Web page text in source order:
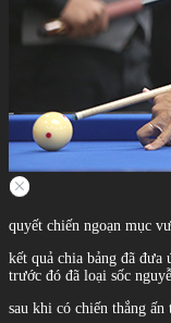
quyết chiến ngoạn mục
kết quả chia bảng đã
trước đó đã loại sốc
sau khi có chiến thắng